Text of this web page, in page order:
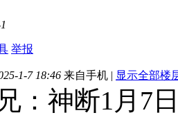
举报
1-7 18:46 来自手机 | 显示全部楼
：神断1月7